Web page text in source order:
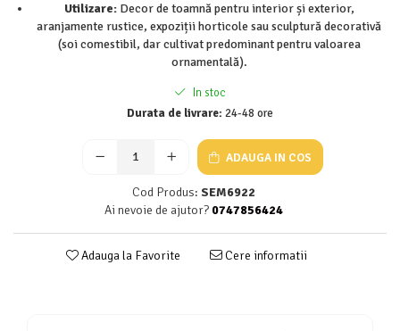
Utilizare:Decor de toamnă pentru interior și exterior,
aranjamente rustice, expoziții horticole sau sculptură decorativă
(soi comestibil, dar cultivat predominant pentru valoarea
ornamentală).
In stoc
Durata de livrare: 24-48 ore
ADAUGA IN COS
Cod Produs: SEM6922
Ai nevoie de ajutor? 0747856424
Adauga la Favorite Cere informatii